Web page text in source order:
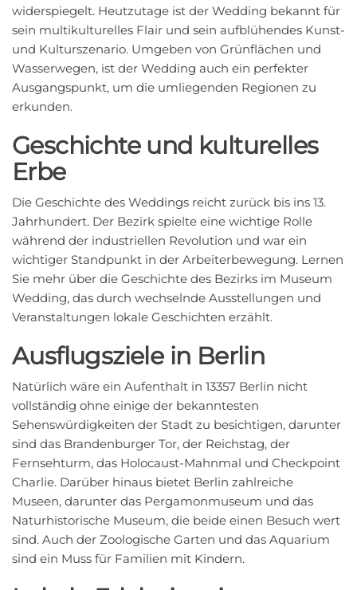
widerspiegelt. Heutzutage ist der Wedding bekannt für
sein multikulturelles Flair und sein aufblühendes Kunst-
und Kulturszenario. Umgeben von Grünflächen und
Wasserwegen, ist der Wedding auch ein perfekter
Ausgangspunkt, um die umliegenden Regionen zu
erkunden.
Geschichte und kulturelles
Erbe
Die Geschichte des Weddings reicht zurück bis ins 13.
Jahrhundert. Der Bezirk spielte eine wichtige Rolle
während der industriellen Revolution und war ein
wichtiger Standpunkt in der Arbeiterbewegung. Lernen
Sie mehr über die Geschichte des Bezirks im Museum
Wedding, das durch wechselnde Ausstellungen und
Veranstaltungen lokale Geschichten erzählt.
Ausflugsziele in Berlin
Natürlich wäre ein Aufenthalt in 13357 Berlin nicht
vollständig ohne einige der bekanntesten
Sehenswürdigkeiten der Stadt zu besichtigen, darunter
sind das Brandenburger Tor, der Reichstag, der
Fernsehturm, das Holocaust-Mahnmal und Checkpoint
Charlie. Darüber hinaus bietet Berlin zahlreiche
Museen, darunter das Pergamonmuseum und das
Naturhistorische Museum, die beide einen Besuch wert
sind. Auch der Zoologische Garten und das Aquarium
sind ein Muss für Familien mit Kindern.